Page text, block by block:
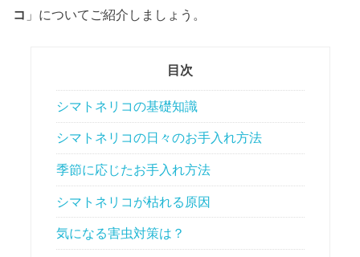
コ 」についてご紹介しましょう。
目次
シマトネリコの基礎知識
シマトネリコの日々のお手入れ方法
季節に応じたお手入れ方法
シマトネリコが枯れる原因
気になる害虫対策は？